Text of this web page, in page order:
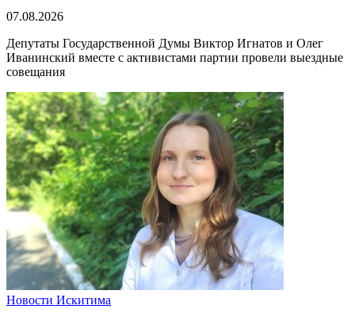
07.08.2026
Депутаты Государственной Думы Виктор Игнатов и Олег
Иванинский вместе с активистами партии провели выездные
совещания
Новости Искитима